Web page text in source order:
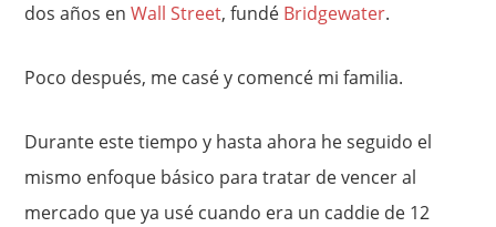
dos años enWall Street, fundé Bridgewater.
Poco después, me casé y comencé mi familia.
Durante este tiempo y hasta ahora he seguido el
mismo enfoque básico para tratar de vencer al
mercado que ya usé cuando era un caddie de 12